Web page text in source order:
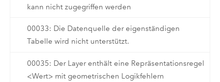
kann nicht zugegriffen werden
00033: Die Datenquelle der eigenständigen
Tabelle wird nicht unterstützt.
00035: Der Layer enthält eine Repräsentationsregel
<Wert> mit geometrischen Logikfehlern